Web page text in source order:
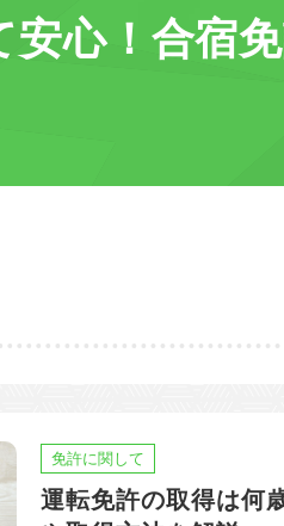
北海道
安心！合宿
免許に関して
運転免許の取得は何